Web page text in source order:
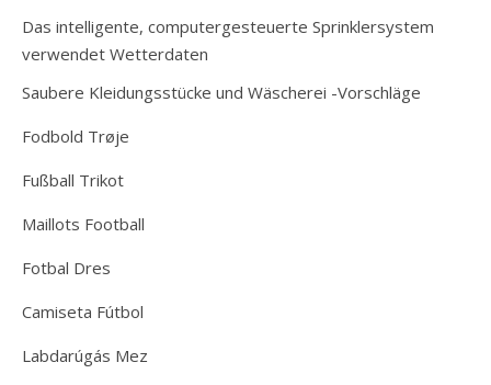
Das intelligente, computergesteuerte Sprinklersystem
verwendet Wetterdaten
Saubere Kleidungsstücke und Wäscherei -Vorschläge
Fodbold Trøje
Fußball Trikot
Maillots Football
Fotbal Dres
Camiseta Fútbol
Labdarúgás Mez